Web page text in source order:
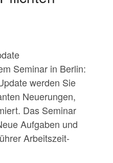
Seminar in Berlin:
werden Sie
Neuerungen,
Das Seminar
Aufgaben und
Arbeitszeit-